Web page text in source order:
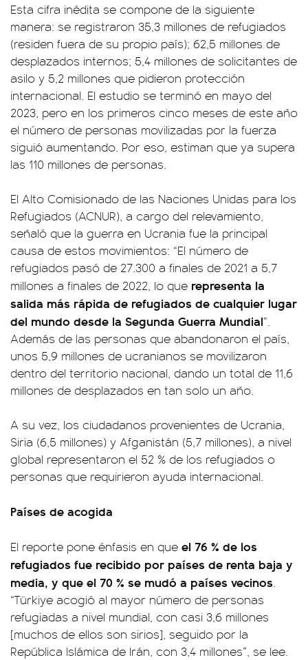
Esta cifra inédita se compone de la siguiente
manera: se registraron 35,3 millones de refugiados
(residen fuera de su propio país); 62,5 millones de
desplazados internos; 5,4 millones de solicitantes de
asilo y 5,2 millones que pidieron protección
internacional. El estudio se terminó en mayo del
2023, pero en los primeros cinco meses de este año
el número de personas movilizadas por la fuerza
siguió aumentando. Por eso, estiman que ya supera
las 110 millones de personas.
El Alto Comisionado de las Naciones Unidas para los
Refugiados (ACNUR), a cargo del relevamiento,
señaló que la guerra en Ucrania fue la principal
causa de estos movimientos: “El número de
refugiados pasó de 27.300 a finales de 2021 a 5,7
millones a finales de 2022, lo que representa la
salida más rápida de refugiados de cualquier lugar
del mundo desde la Segunda Guerra Mundial”.
Además de las personas que abandonaron el país,
unos 5,9 millones de ucranianos se movilizaron
dentro del territorio nacional, dando un total de 11,6
millones de desplazados en tan solo un año.
A su vez, los ciudadanos provenientes de Ucrania,
Siria (6,5 millones) y Afganistán (5,7 millones), a nivel
global representaron el 52 % de los refugiados o
personas que requirieron ayuda internacional.
Países de acogida
El reporte pone énfasis en que el 76 % de los
refugiados fue recibido por países de renta baja y
media, y que el 70 % se mudó a países vecinos.
“Türkiye acogió al mayor número de personas
refugiadas a nivel mundial, con casi 3,6 millones
[muchos de ellos son sirios], seguido por la
República Islámica de Irán, con 3,4 millones”, se lee.